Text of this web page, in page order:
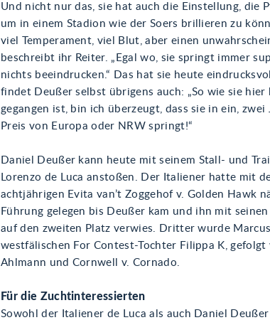
Und nicht nur das, sie hat auch die Einstellung, die
um in einem Stadion wie der Soers brillieren zu
viel Temperament, viel Blut, aber einen
beschreibt ihr Reiter. „Egal wo, sie springt immer
nichts beeindrucken.“ Das hat sie heute
findet Deußer selbst übrigens auch: „So wie sie
gegangen ist, bin ich überzeugt, dass sie in ein, zwei
Preis von Europa oder NRW springt!“
Daniel Deußer kann heute mit seinem Stall- und
Lorenzo de Luca anstoßen. Der Italiener hatte mit
achtjährigen Evita van’t Zoggehof v. Golden Hawk
Führung gelegen bis Deußer kam und ihn mit
auf den zweiten Platz verwies. Dritter wurde
westfälischen For Contest-Tochter Filippa K,
Ahlmann und Cornwell v. Cornado.
Für die Zuchtinteressierten
Sowohl der Italiener de Luca als auch Daniel